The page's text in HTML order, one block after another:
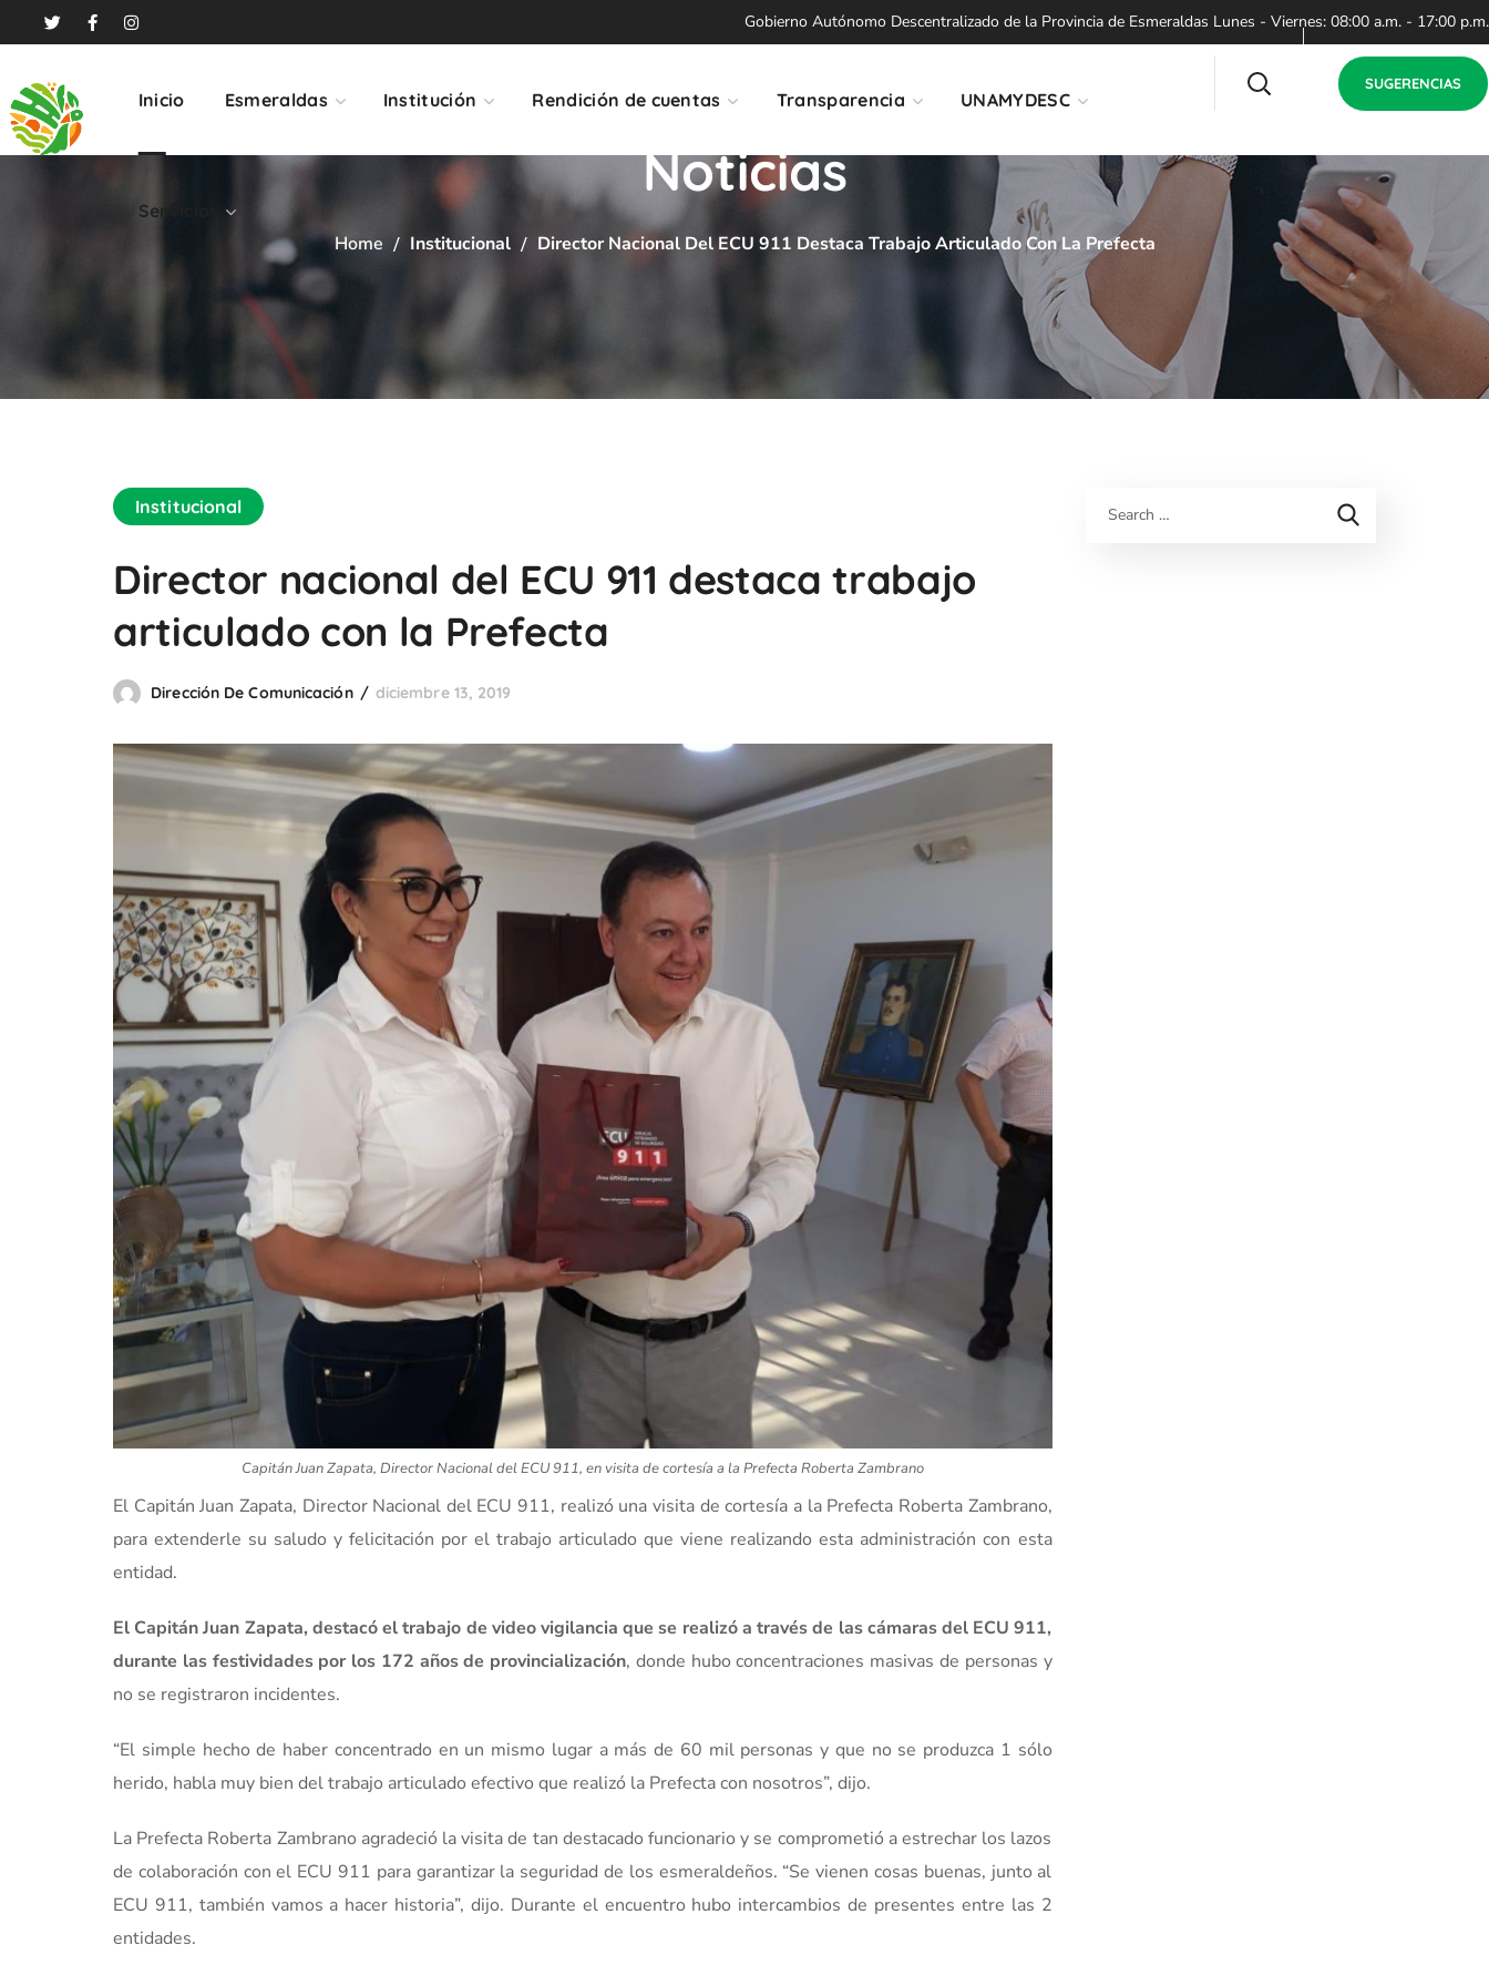
Gobierno Autónomo Descentralizado de la Provincia de Esmeraldas Lunes - Viernes: 08:00 a.m. - 17:00 p.m.
Inicio Esmeraldas Institución Rendición de cuentas Transparencia UNAMYDESC
Servicios
SUGERENCIAS
Noticias
Home Institucional Director Nacional Del ECU 911 Destaca Trabajo Articulado Con La Prefecta
Institucional
Director nacional del ECU 911 destaca trabajo
articulado con la Prefecta
Dirección De Comunicación diciembre 13, 2019
Capitán Juan Zapata, Director Nacional del ECU 911, en visita de cortesía a la Prefecta Roberta Zambrano
El Capitán Juan Zapata, Director Nacional del ECU 911, realizó una visita de cortesía a la Prefecta Roberta Zambrano,
para extenderle su saludo y felicitación por el trabajo articulado que viene realizando esta administración con esta
entidad.
El Capitán Juan Zapata, destacó el trabajo de video vigilancia que se realizó a través de las cámaras del ECU 911,
durante las festividades por los 172 años de provincialización, donde hubo concentraciones masivas de personas y
no se registraron incidentes.
“El simple hecho de haber concentrado en un mismo lugar a más de 60 mil personas y que no se produzca 1 sólo
herido, habla muy bien del trabajo articulado efectivo que realizó la Prefecta con nosotros”, dijo.
La Prefecta Roberta Zambrano agradeció la visita de tan destacado funcionario y se comprometió a estrechar los lazos
de colaboración con el ECU 911 para garantizar la seguridad de los esmeraldeños. “Se vienen cosas buenas, junto al
ECU 911, también vamos a hacer historia”, dijo. Durante el encuentro hubo intercambios de presentes entre las 2
entidades.